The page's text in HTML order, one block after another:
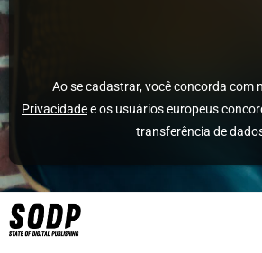
Ao se cadastrar, você concorda com
Privacidadee os usuários europeus
transferência de